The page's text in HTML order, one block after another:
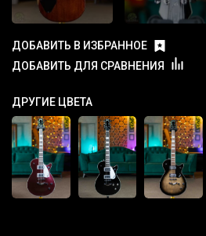
ДОБАВИТЬ В ИЗБРАННОЕ
ДОБАВИТЬ ДЛЯ СРАВНЕНИЯ
ДРУГИЕ ЦВЕТА